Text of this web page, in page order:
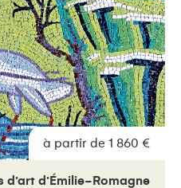
à partir de 1 860 €
d’art d’Émilie-Romagne